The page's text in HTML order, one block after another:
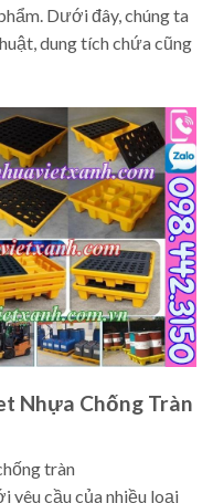
Dưới đây, chúng ta
dung tích chứa cũng
Nhựa Chống Tràn
tràn
yêu cầu của nhiều loại